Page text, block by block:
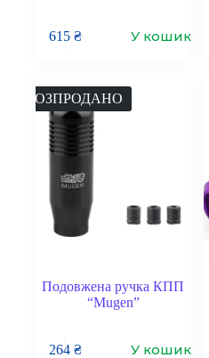
615₴ У кошик
РОЗПРОДАНО
Подовжена ручка КПП
“Mugen”
264₴ У кошик